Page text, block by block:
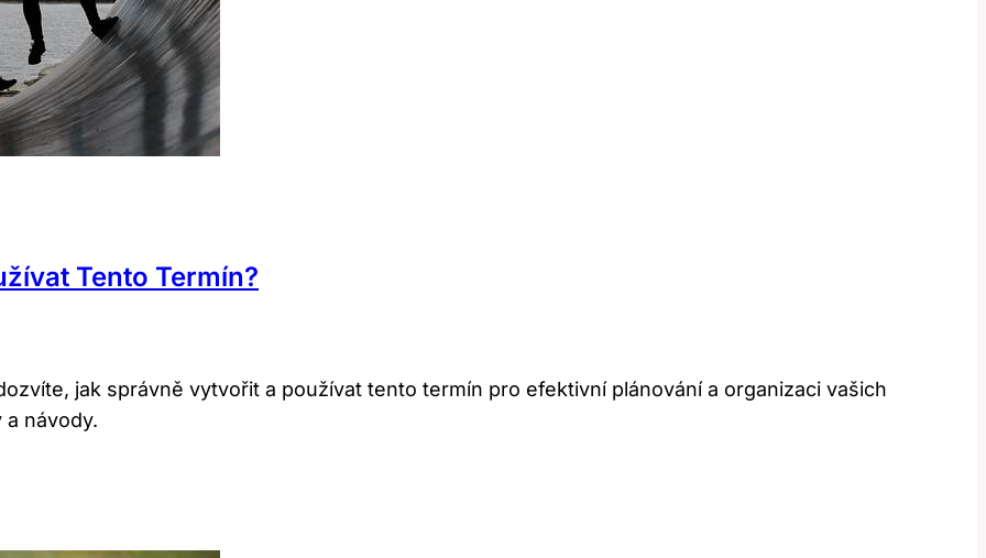
Tento Termín?
jak správně vytvořit a používat tento termín pro efektivní plánování a organizaci vašich
návody.